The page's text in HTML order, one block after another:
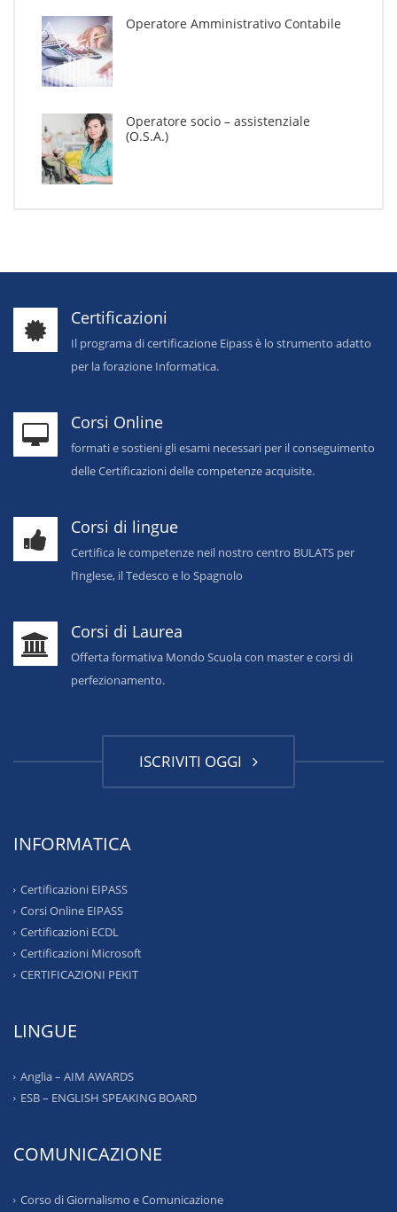
Operatore Amministrativo Contabile
Operatore socio – assistenziale
(O.S.A.)
Certificazioni
Il programa di certificazione Eipass è lo strumento adatto
per la forazione Informatica.
Corsi Online
formati e sostieni gli esami necessari per il conseguimento
delle Certificazioni delle competenze acquisite.
Corsi di lingue
Certifica le competenze neil nostro centro BULATS per
l’Inglese, il Tedesco e lo Spagnolo
Corsi di Laurea
Offerta formativa Mondo Scuola con master e corsi di
perfezionamento.
ISCRIVITI OGGI
INFORMATICA
Certificazioni EIPASS
Corsi Online EIPASS
Certificazioni ECDL
Certificazioni Microsoft
CERTIFICAZIONI PEKIT
LINGUE
Anglia – AIM AWARDS
ESB – ENGLISH SPEAKING BOARD
COMUNICAZIONE
Corso di Giornalismo e Comunicazione